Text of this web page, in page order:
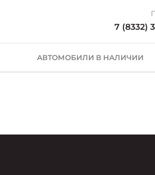
7 (8332)
АВТОМОБИЛИ В НАЛИЧИИ